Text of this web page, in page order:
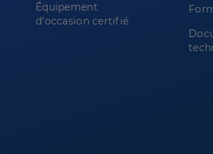
Équipement
d'occasion certifié